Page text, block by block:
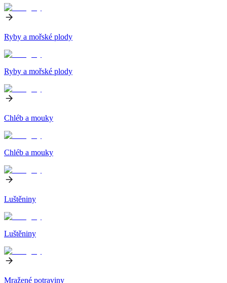
Ryby a mořské plody
Ryby a mořské plody
Chléb a mouky
Chléb a mouky
Luštěniny
Luštěniny
Mražené potraviny